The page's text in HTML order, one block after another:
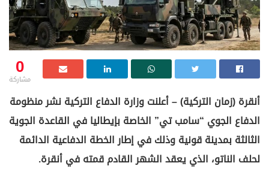
0
مشاركة
أنقرة (زمان التركية) – أعلنت وزارة الدفاع التركية نشر منظومة
الدفاع الجوي “سامب تي” الخاصة بإيطاليا في القاعدة الجوية
الثالثة بمدينة قونية وذلك في إطار الخطة الدفاعية الدائمة
لحلف الناتو، الذي يعقد الشهر القادم قمته في أنقرة.